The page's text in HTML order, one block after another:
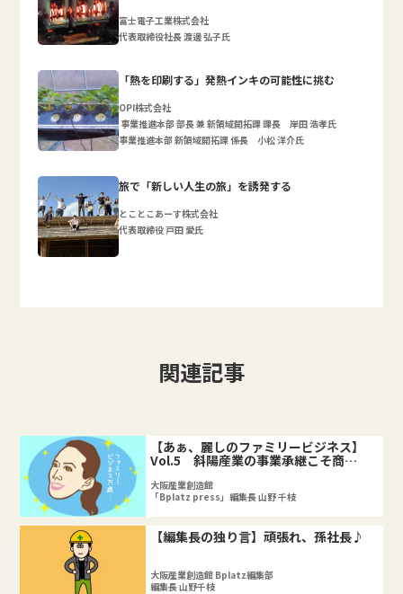
富士電子工業株式会社
代表取締役社長 渡邊 弘子氏
「熱を印刷する」発熱インキの可能性に挑む
OPI株式会社
事業推進本部 部長 兼 新領域開拓課 課長 岸田 浩孝氏
事業推進本部 新領域開拓課 係長 小松 洋介氏
旅で「新しい人生の旅」を誘発する
とことこあーす株式会社
代表取締役 戸田 愛氏
関連記事
【あぁ、麗しのファミリービジネス】
Vol.5 斜陽産業の事業承継こそ商
大阪産業創造館
「Bplatz press」編集長 山野 千枝
【編集長の独り言】頑張れ、孫社長♪
大阪産業創造館 Bplatz編集部
編集長 山野千枝